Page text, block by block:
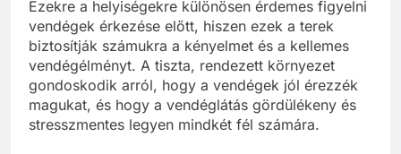
Ezekre a helyiségekre különösen érdemes figyelni
vendégek érkezése előtt, hiszen ezek a terek
biztosítják számukra a kényelmet és a kellemes
vendégélményt. A tiszta, rendezett környezet
gondoskodik arról, hogy a vendégek jól érezzék
magukat, és hogy a vendéglátás gördülékeny és
stresszmentes legyen mindkét fél számára.